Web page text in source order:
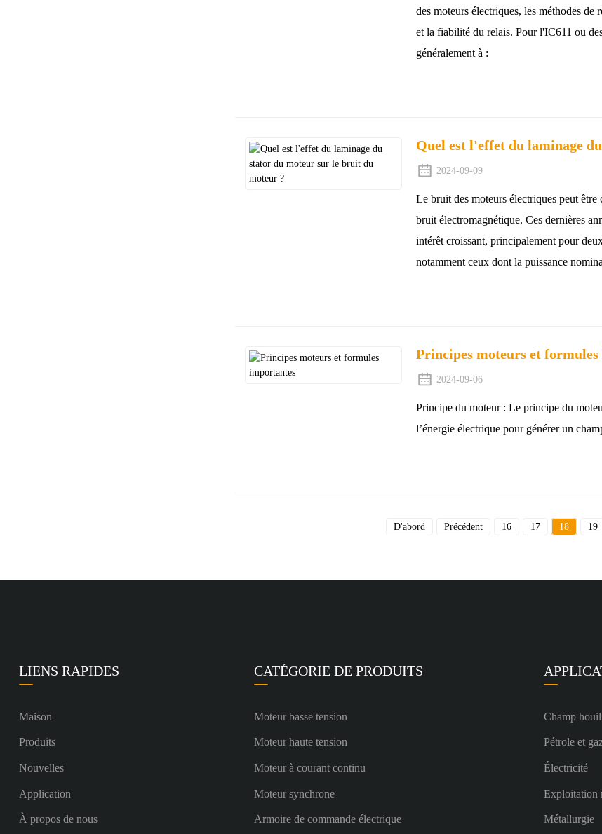
des moteurs électriques, les méthodes
et la fiabilité du relais. Pour l'IC611 ou
généralement à :
Quel est l'effet du laminage
2024-09-09
Le bruit des moteurs électriques peut
bruit électromagnétique. Ces dernières
intérêt croissant, principalement pour
notamment ceux dont la puissance
Principes moteurs et
2024-09-06
Principe du moteur : Le principe du
l’énergie électrique pour générer un
D'abord Précédent 16 17 18 19
LIENS RAPIDES
Maison
Produits
Nouvelles
Application
À propos de nous
CATÉGORIE DE PRODUITS
Moteur basse tension
Moteur haute tension
Moteur à courant continu
Moteur synchrone
Armoire de commande électrique
Champ
Pétrole et
Électricité
Exploitation
Métallurgie